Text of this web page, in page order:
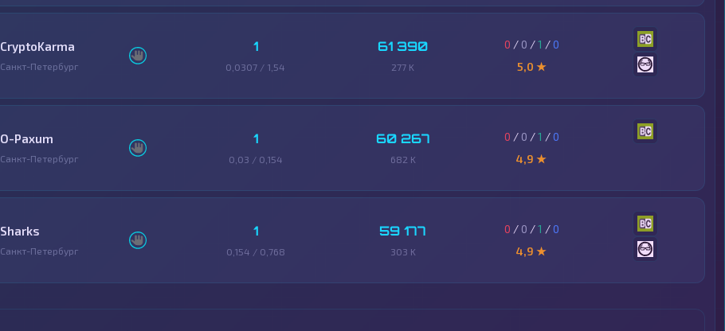
CryptoKarma
Санкт-Петербург
1
0,0307 / 1,54
61 390
277 K
0 / 0 /1 /0
5,0 ★
O-Paxum
Санкт-Петербург
1
0,03 / 0,154
60 267
682 K
0 / 0 /1 /0
4,9 ★
Sharks
Санкт-Петербург
1
0,154 / 0,768
59 177
303 K
0 / 0 /1 /0
4,9 ★